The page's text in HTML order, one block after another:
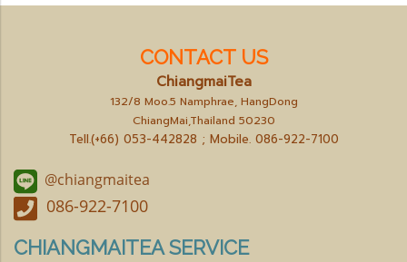
CONTACT US
ChiangmaiTea
132/8 Moo.5 Namphrae, HangDong
ChiangMai,Thailand 50230
Tell.(+66) 053-442828 ; Mobile. 086-922-7100
@chiangmaitea
086-922-7100
CHIANGMAITEA SERVICE